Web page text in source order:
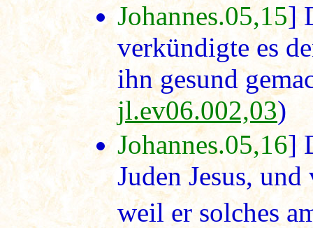
Johannes.05,15]
verkündigte es
ihn gesund
jl.ev06.002,03)
Johannes.05,16]
Juden Jesus,
weil er solches